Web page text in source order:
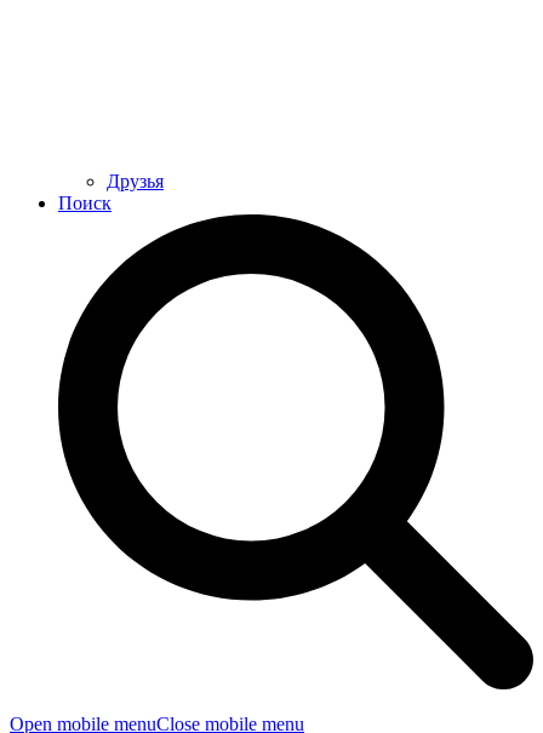
Друзья
Поиск
Open mobile menuClose mobile menu